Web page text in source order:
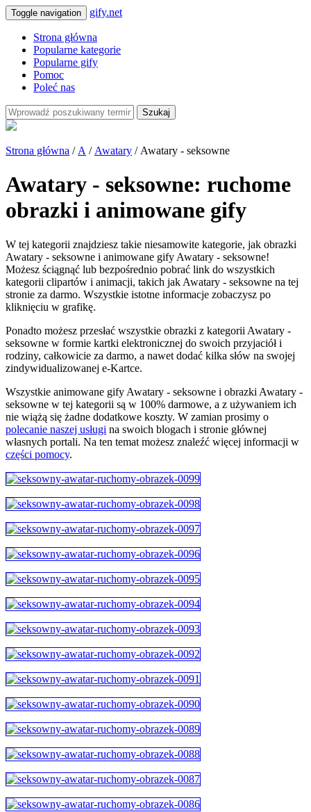
Toggle navigation gify.net
Strona główna
Popularne kategorie
Popularne gify
Pomoc
Poleć nas
Szukaj
Strona główna / A / Awatary / Awatary - seksowne
Awatary - seksowne: ruchome
obrazki i animowane gify
W tej kategorii znajdziesz takie niesamowite kategorie, jak obrazki
Awatary - seksowne i animowane gify Awatary - seksowne!
Możesz ściągnąć lub bezpośrednio pobrać link do wszystkich
kategorii clipartów i animacji, takich jak Awatary - seksowne na tej
stronie za darmo. Wszystkie istotne informacje zobaczysz po
kliknięciu w grafikę.
Ponadto możesz przesłać wszystkie obrazki z kategorii Awatary -
seksowne w formie kartki elektronicznej do swoich przyjaciół i
rodziny, całkowicie za darmo, a nawet dodać kilka słów na swojej
zindywidualizowanej e-Kartce.
Wszystkie animowane gify Awatary - seksowne i obrazki Awatary -
seksowne w tej kategorii są w 100% darmowe, a z używaniem ich
nie wiążą się żadne dodatkowe koszty. W zamian prosimy o
polecanie naszej usługi na swoich blogach i stronie głównej
własnych portali. Na ten temat możesz znaleźć więcej informacji w
części pomocy.